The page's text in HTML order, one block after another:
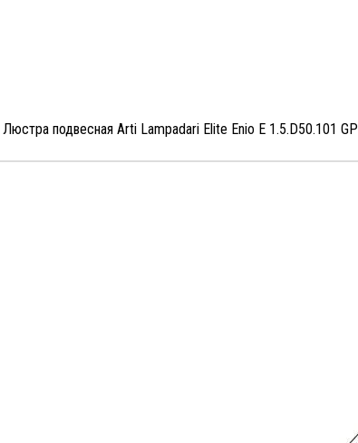
Люстра подвесная Arti Lampadari Elite Enio E 1.5.D50.101 GP